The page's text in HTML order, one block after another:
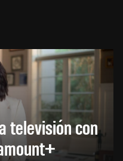
televisión con